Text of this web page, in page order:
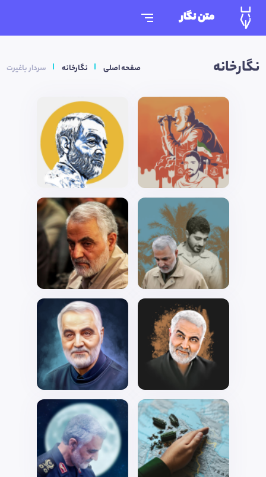
متن نگار
نگارخانه صفحه اصلی نگارخانه سردار باغیرت